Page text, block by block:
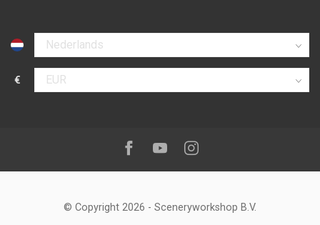
Selecteer taal
€
Selecteer valuta
Volg ons op:Facebook
YoutubeInstagram
© Copyright 2026 - Sceneryworkshop B.V.